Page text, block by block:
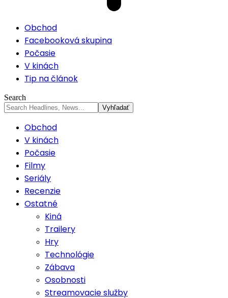
Obchod
Facebooková skupina
Počasie
V kinách
Tip na článok
Search
Obchod
V kinách
Počasie
Filmy
Seriály
Recenzie
Ostatné
Kiná
Trailery
Hry
Technológie
Zábava
Osobnosti
Streamovacie služby